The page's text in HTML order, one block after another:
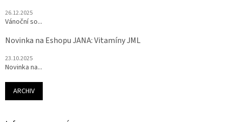
26.12.2025
Vánoční so...
Novinka na Eshopu JANA: Vitamíny JML
23.10.2025
Novinka na...
ARCHIV